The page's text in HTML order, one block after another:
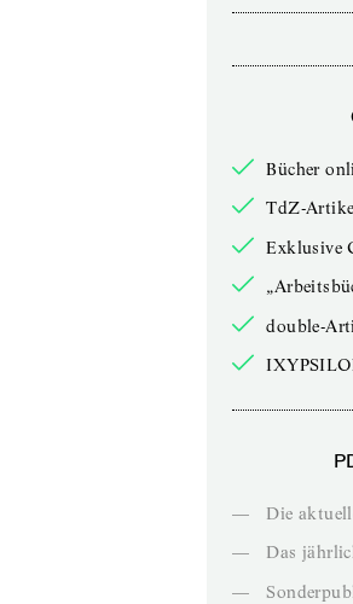
Bücher
TdZ-
Exklusive
double-
—
Die
—
Das
—